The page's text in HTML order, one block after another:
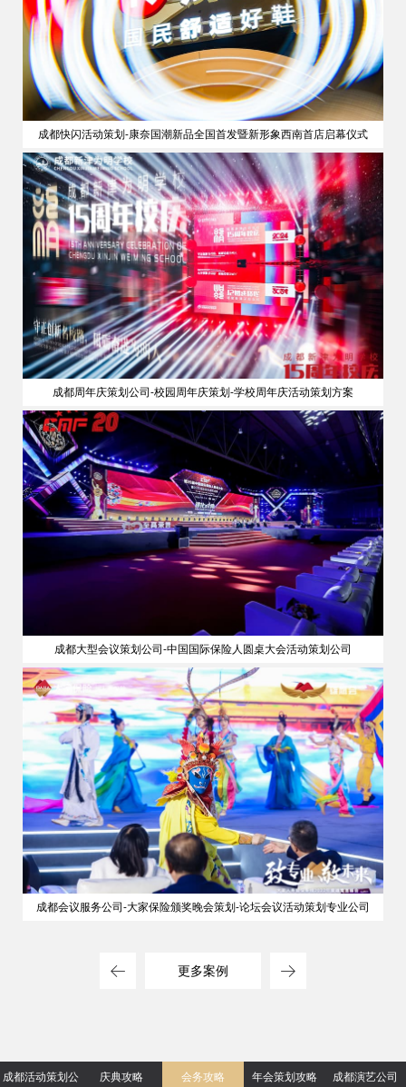
成都快闪活动策划-康奈国潮新品全国首发暨新形象西南首店启幕仪式
成都周年庆策划公司-校园周年庆策划-学校周年庆活动策划方案
成都大型会议策划公司-中国国际保险人圆桌大会活动策划公司
成都会议服务公司-大家保险颁奖晚会策划-论坛会议活动策划专业公司
更多案例
成都活动策划公 庆典攻略 会务攻略 年会策划攻略 成都演艺公司